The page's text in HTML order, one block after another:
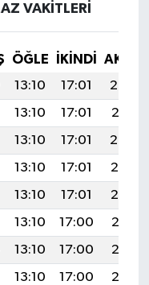
VAKITLERI
ÖĞLE İKINDI
13:10 17:01
20:22
13:10 17:01
20:21
13:10 17:01
20:20
13:10 17:01
20:19
13:10 17:01
20:19
13:10 17:00
20:18
13:10 17:00
20:17
13:10 17:00
20:16